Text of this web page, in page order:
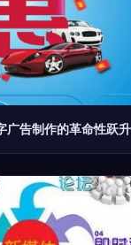
广告制作的革命性跃升